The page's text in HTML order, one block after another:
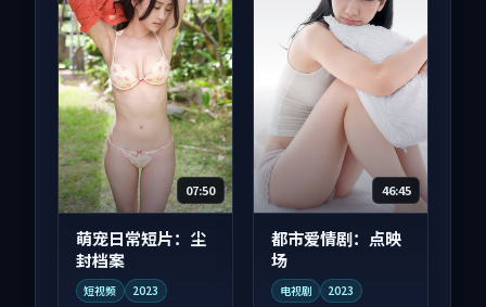
07:50
萌宠日常短片：尘
封档案
短视频 2023
46:45
都市爱情剧：点映
场
电视剧 2023